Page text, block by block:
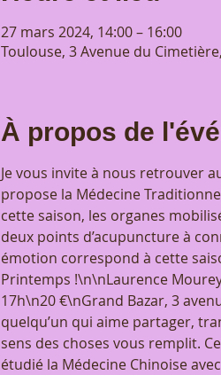
27 mars 2024, 14:00 – 16:00
Toulouse, 3 Avenue du
À propos de
Je vous invite à nous retrouver
propose la Médecine
cette saison, les organes
deux points d’acupuncture à
émotion correspond à cette
Printemps !\n\nLaurence
17h\n20 €\nGrand Bazar, 3
quelqu’un qui aime partager,
sens des choses vous remplit.
étudié la Médecine Chinoise